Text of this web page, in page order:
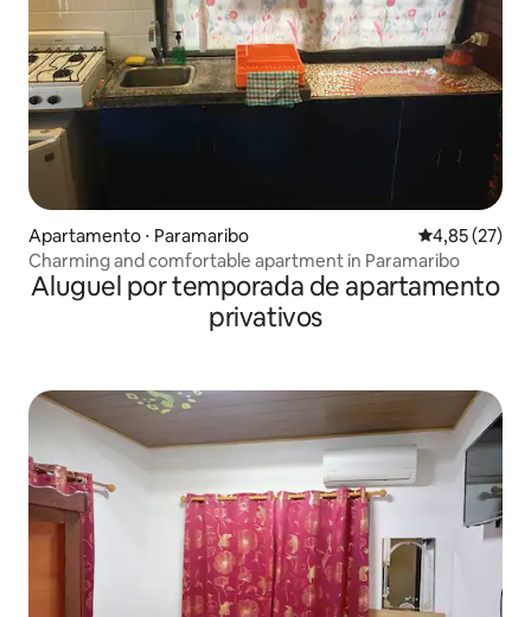
Apartamento ⋅ Paramaribo 4,85 de uma
4,85 (27)
Charming and comfortable apartment in Paramaribo
Aluguel por temporada de apartamento
privativos